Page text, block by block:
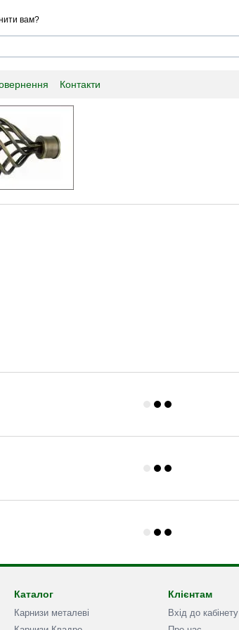
вам?
Контакти
Каталог
Карнизи металеві
Клієнтам
Вхід до кабінету